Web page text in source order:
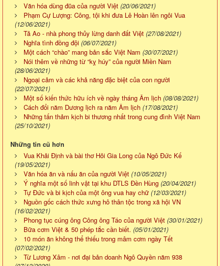
Văn hóa dùng đũa của người Việt (20/06/2021)
Phạm Cự Lượng: Công, tội khi đưa Lê Hoàn lên ngôi Vua
(12/06/2021)
Tả Ao - nhà phong thủy lừng danh đất Việt (27/08/2021)
Nghĩa tình đồng đội (06/07/2021)
Một cách “chào” mang bản sắc Việt Nam (30/07/2021)
Nói thêm về những từ “kỵ húy” của người Miền Nam
(28/06/2021)
Ngoại cảm và các khả năng đặc biệt của con người
(22/07/2021)
Một số kiến thức hữu ích về ngày tháng Âm lịch (08/08/2021)
Cách đổi năm Dương lịch ra năm Âm lịch (17/08/2021)
Những tấn thảm kịch bi thương nhất trong cung đình Việt Nam
(25/10/2021)
Những tin cũ hơn
Vua Khải Định và bài thơ Hỏi Gia Long của Ngô Đức Kế
(19/05/2021)
Văn hóa ăn và nấu ăn của người Việt (10/05/2021)
Ý nghĩa một số linh vật tại khu DTLS Đền Hùng (20/04/2021)
Tự Đức và bi kịch của một ông vua hay chữ (12/03/2021)
Nguồn gốc cách thức xưng hô thân tộc trong xã hội VN
(16/02/2021)
Phong tục cúng ông Công ông Táo của người Việt (30/01/2021)
Bữa cơm Việt & 50 phép tắc cần biết. (05/01/2021)
10 món ăn không thể thiếu trong mâm cơm ngày Tết
(07/02/2021)
Từ Lương Xâm - nơi đại bản doanh Ngô Quyền năm 938